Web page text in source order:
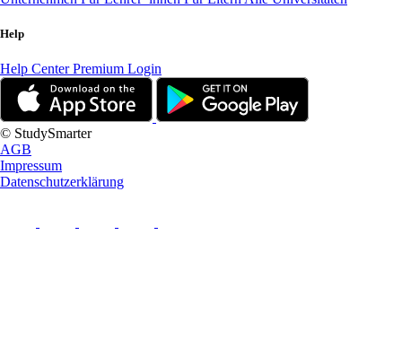
Help
Help CenterPremium Login
© StudySmarter
AGB
Impressum
Datenschutzerklärung